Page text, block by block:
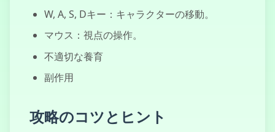
W, A, S, Dキー：キャラクターの移動。
マウス：視点の操作。
不適切な養育
副作用
攻略のコツとヒント